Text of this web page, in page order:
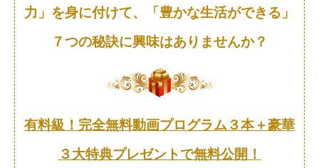
力」を身に付けて、「豊かな生活ができる」
７つの秘訣に興味はありませんか？
有料級！完全無料動画プログラム３本＋豪華
３大特典プレゼントで無料公開！